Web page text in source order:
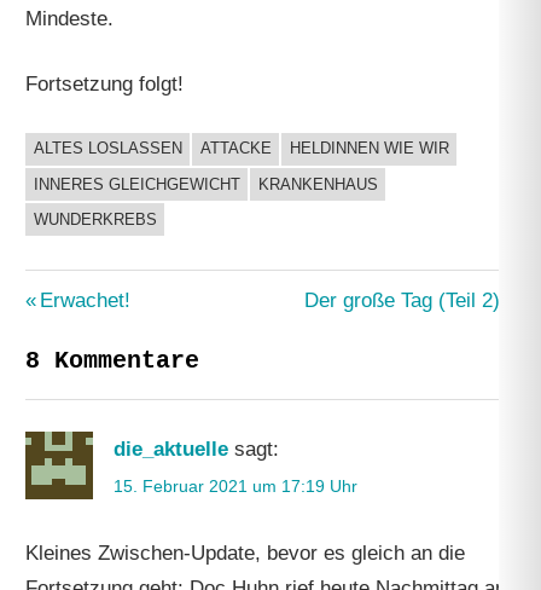
Mindeste.
Fortsetzung folgt!
UNCATEGORIZED
ALTES LOSLASSEN ATTACKE
HELDINNEN WIE WIR
INNERES GLEICHGEWICHT
KRANKENHAUS
WUNDERKREBS
Beitragsnavigation
Vorheriger
Erwachet!
Nächster
Der große Tag (Teil 2)
8 Kommentare
die_aktuelle sagt:
15. Februar 2021 um 17:19 Uhr
Kleines Zwischen-Update, bevor es gleich an die